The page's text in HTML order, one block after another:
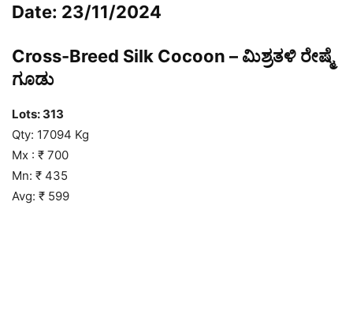
Date: 23/11/2024
Cross-Breed Silk Cocoon – ಮಿಶ್ರತಳಿ ರೇಷ್ಮೆ
ಗೂಡು
Lots: 313
Qty: 17094 Kg
Mx : ₹ 700
Mn: ₹ 435
Avg: ₹ 599